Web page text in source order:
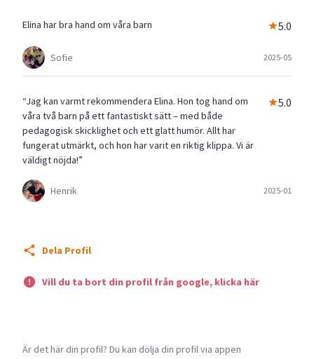
Elina har bra hand om våra barn 5.0
Sofie 2025-05
“Jag kan varmt rekommendera Elina. Hon tog hand om
våra två barn på ett fantastiskt sätt – med både
pedagogisk skicklighet och ett glatt humör. Allt har
fungerat utmärkt, och hon har varit en riktig klippa. Vi är
väldigt nöjda!”
5.0
Henrik 2025-01
Dela Profil
Vill du ta bort din profil från google, klicka här
Är det här din profil? Du kan dölja din profil via appen